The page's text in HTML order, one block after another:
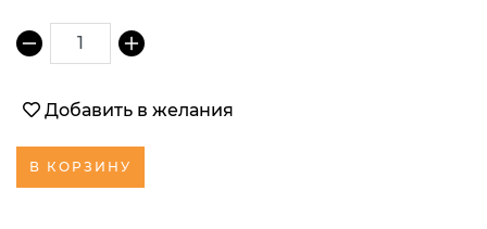
1
Добавить в желания
В КОРЗИНУ